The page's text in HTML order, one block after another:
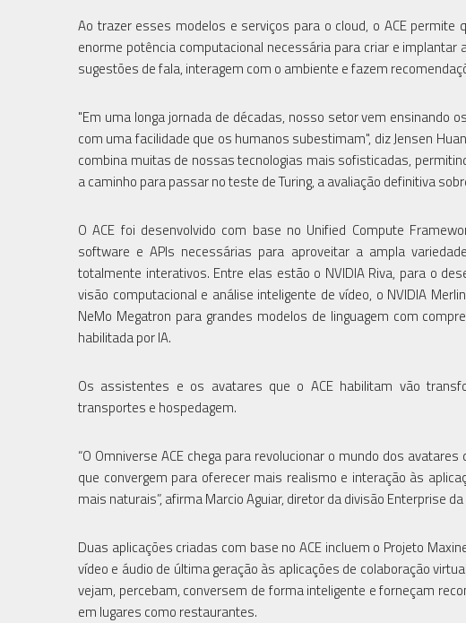
Ao trazer esses modelos e serviços para o cloud, o ACE
enorme potência computacional necessária para criar e
sugestões de fala, interagem com o ambiente e fazem
"Em uma longa jornada de décadas, nosso setor vem
com uma facilidade que os humanos subestimam", diz Jensen
combina muitas de nossas tecnologias mais sofisticadas,
a caminho para passar no teste de Turing, a avaliação definitiva
O ACE foi desenvolvido com base no Unified Compute
software e APIs necessárias para aproveitar a ampla
totalmente interativos. Entre elas estão o NVIDIA Riva, para o
visão computacional e análise inteligente de vídeo, o NVIDIA
NeMo Megatron para grandes modelos de linguagem com
habilitada por IA.
Os assistentes e os avatares que o ACE habilitam vão
transportes e hospedagem.
“O Omniverse ACE chega para revolucionar o mundo dos
que convergem para oferecer mais realismo e interação às
mais naturais”, afirma Marcio Aguiar, diretor da divisão Enterprise
Duas aplicações criadas com base no ACE incluem o Projeto
vídeo e áudio de última geração às aplicações de colaboração
vejam, percebam, conversem de forma inteligente e forneçam
em lugares como restaurantes.